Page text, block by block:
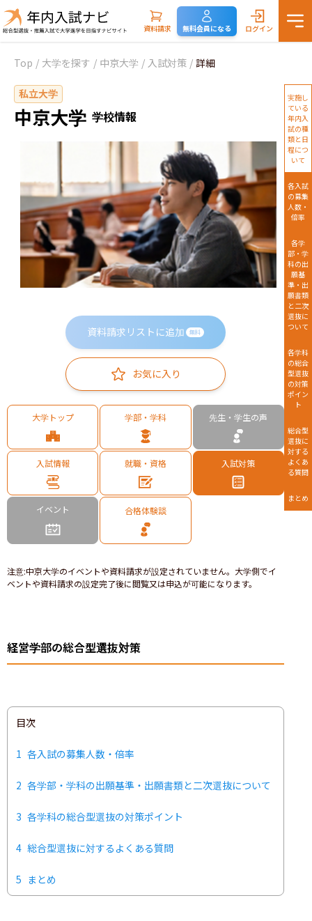
資料請求 無料会員になる ログイン
Top / 大学を探す / 中京大学 / 入試対策 / 詳細
私立大学
中京大学 学校情報
資料請求リストに追加 無料
お気に入り
大学トップ 学部・学科 先生・学生の声
入試情報 就職・資格 入試対策
イベント 合格体験談
注意:中京大学のイベントや資料請求が設定されていません。大学側でイ
ベントや資料請求の設定完了後に閲覧又は申込が可能になります。
経営学部の総合型選抜対策
目次
1 各入試の募集人数・倍率
2 各学部・学科の出願基準・出願書類と二次選抜について
3 各学科の総合型選抜の対策ポイント
4 総合型選抜に対するよくある質問
5 まとめ
実施し
ている
年内入
試の種
類と日
程につ
いて
各入試
の募集
人数・
倍率
各学
部・学
科の出
願基
準・出
願書類
と二次
選抜に
ついて
各学科
の総合
型選抜
の対策
ポイン
ト
総合型
選抜に
対する
よくあ
る質問
まとめ